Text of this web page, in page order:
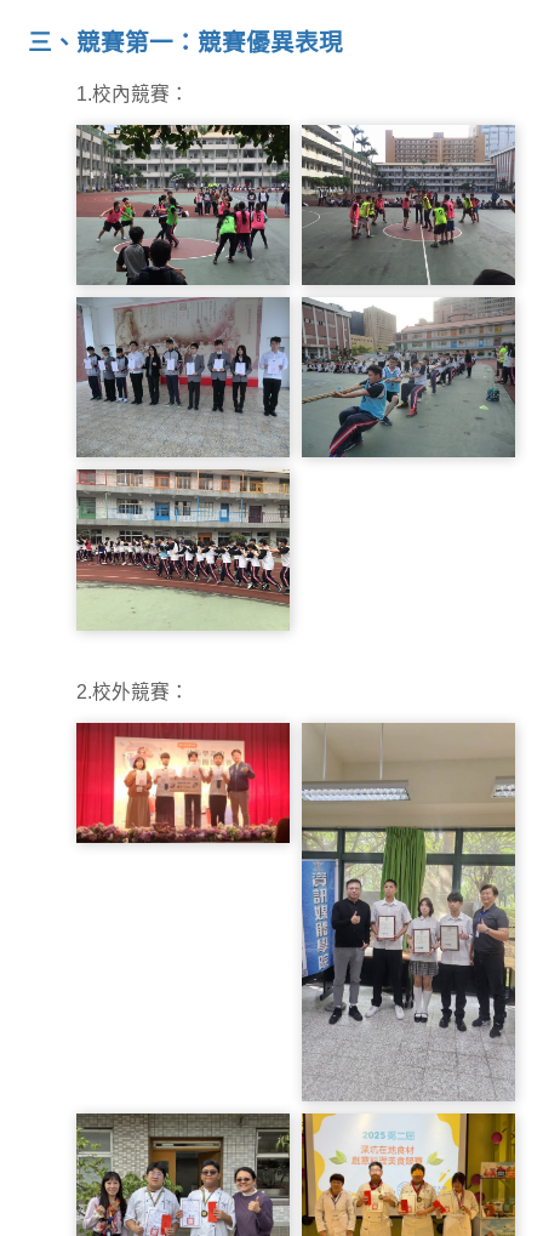
三、競賽第一：競賽優異表現
1.校內競賽：
女生籃球賽 男生籃球賽
防震演習表現優異班級
蜈蚣競走
2.校外競賽：